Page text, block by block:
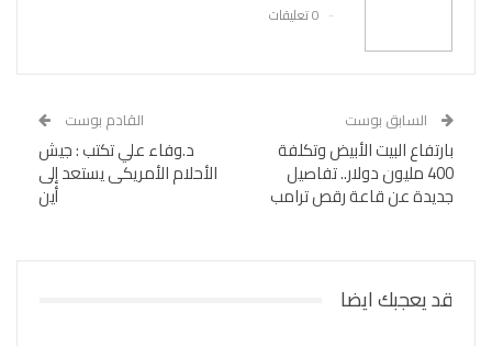
0 تعليقات
السابق بوست
بارتفاع البيت الأبيض وتكلفة
400 مليون دولار.. تفاصيل
جديدة عن قاعة رقص ترامب
القادم بوست
د.وفاء علي تكتب : جيش
الأحلام الأمريكى يستعد إلى
أين
قد يعجبك ايضا